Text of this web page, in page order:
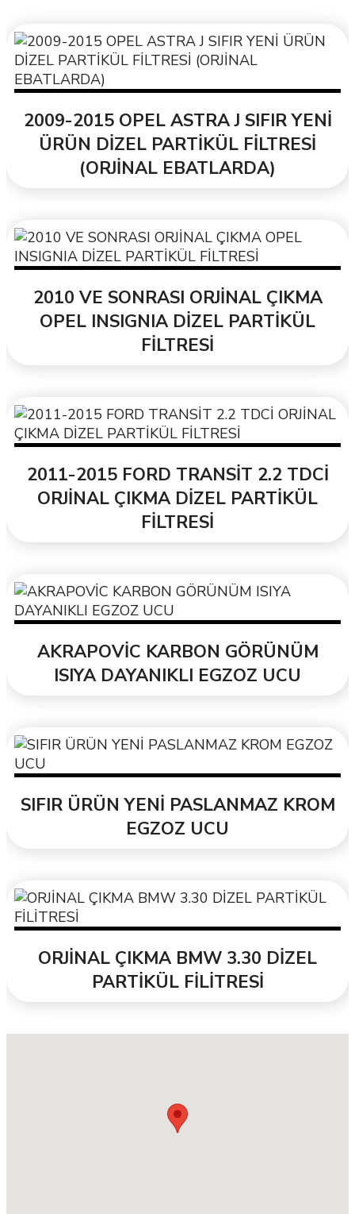
2009-2015 OPEL ASTRA J SIFIR YENİ
ÜRÜN DİZEL PARTİKÜL FİLTRESİ
(ORJİNAL EBATLARDA)
2010 VE SONRASI ORJİNAL ÇIKMA
OPEL INSIGNIA DİZEL PARTİKÜL
FİLTRESİ
2011-2015 FORD TRANSİT 2.2 TDCİ
ORJİNAL ÇIKMA DİZEL PARTİKÜL
FİLTRESİ
AKRAPOVİC KARBON GÖRÜNÜM
ISIYA DAYANIKLI EGZOZ UCU
SIFIR ÜRÜN YENİ PASLANMAZ KROM
EGZOZ UCU
ORJİNAL ÇIKMA BMW 3.30 DİZEL
PARTİKÜL FİLİTRESİ